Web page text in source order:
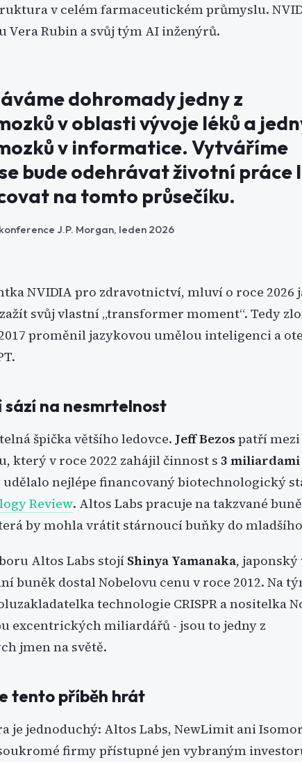
v celém farmaceutickém průmyslu.
Rubin a svůj tým AI inženýrů.
dohromady jedny z
v oblasti vývoje léků a
v informatice. Vytváříme
bude odehrávat životní práce
na tomto průsečíku.
J.P. Morgan, leden 2026
NVIDIA pro zdravotnictví, mluví o roce 2026
svůj vlastní „transformer moment“. Tedy
proměnil jazykovou umělou inteligenci a
na nesmrtelnost
špička většího ledovce. Jeff Bezos patří mezi
který v roce 2022 zahájil činnost s 3
nejlépe financovaný biotechnologický
Review. Altos Labs pracuje na takzvané
by mohla vrátit stárnoucí buňky do
Altos Labs stojí Shinya Yamanaka, japonský
buněk dostal Nobelovu cenu v roce 2012. Na
technologie CRISPR a nositelka
excentrických miliardářů - jsou to jedny z
jmen na světě.
tento příběh hrát
je jednoduchý: Altos Labs, NewLimit ani
firmy přístupné jen vybraným